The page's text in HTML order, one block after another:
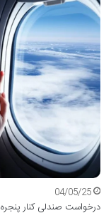
04/05/25
درخواست صندلی کنار